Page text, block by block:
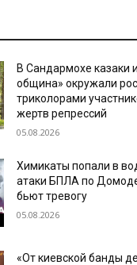
В Сандармохе казаки
община» окружали
триколорами
жертв репрессий
05.08.2026
Химикаты попали в
атаки БПЛА по
бьют тревогу
05.08.2026
«От киевской банды